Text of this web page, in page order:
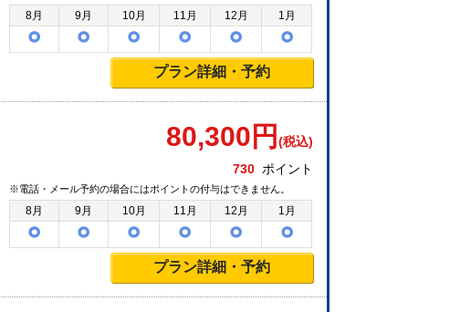
8月 9月 10月 11月 12月 1月
プラン詳細・予約
80,300 円 (税込)
730 ポイント
※電話・メール予約の場合にはポイントの付与はできません。
8月 9月 10月 11月 12月 1月
プラン詳細・予約